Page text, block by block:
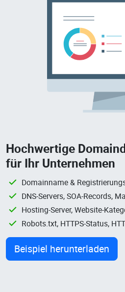
Hochwertige
für Ihr Unternehmen
Domainname &
DNS-Servers, SOA-Records,
Hosting-Server, Website-
Robots.txt, HTTPS-Status,
Beispiel herunterladen